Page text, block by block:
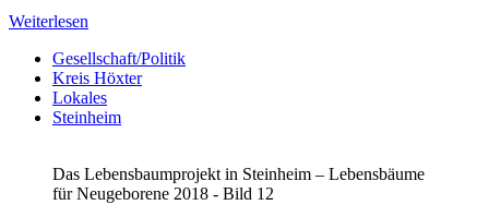
Weiterlesen
Gesellschaft/Politik
Kreis Höxter
Lokales
Steinheim
Das Lebensbaumprojekt in Steinheim – Lebensbäume
für Neugeborene 2018 - Bild 12